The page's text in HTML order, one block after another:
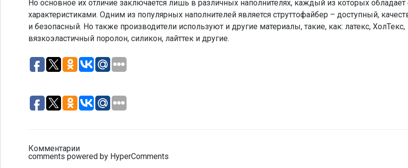
Но основное их отличие заключается лишь в различных наполнителях, каждый из которых
характеристиками. Одним из популярных наполнителей является струттофайбер – доступный,
и безопасный. Но также производители используют и другие материалы, такие, как: латекс, ХолТекс,
вязкоэластичный поролон, силикон, лайттек и другие.
Комментарии
comments powered by HyperComments